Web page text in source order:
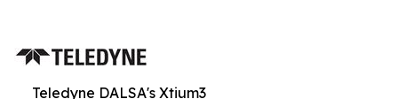
Teledyne DALSA's Xtium3